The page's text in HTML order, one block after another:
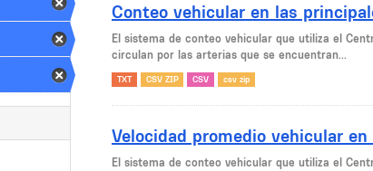
Conteo vehicular en las
El sistema de conteo vehicular que utiliza el
circulan por las arterias que se encuentran...
TXT CSV ZIP CSV csv zip
Velocidad promedio vehicular
El sistema de conteo vehicular que utiliza el